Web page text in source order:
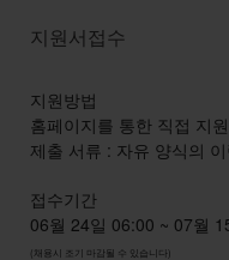
지원서접수
지원방법
홈페이지를 통한 직접 지원
제출 서류 : 자유 양식의
접수기간
06월 24일 06:00 ~ 07월
(채용시 조기 마감될 수 있습니다)